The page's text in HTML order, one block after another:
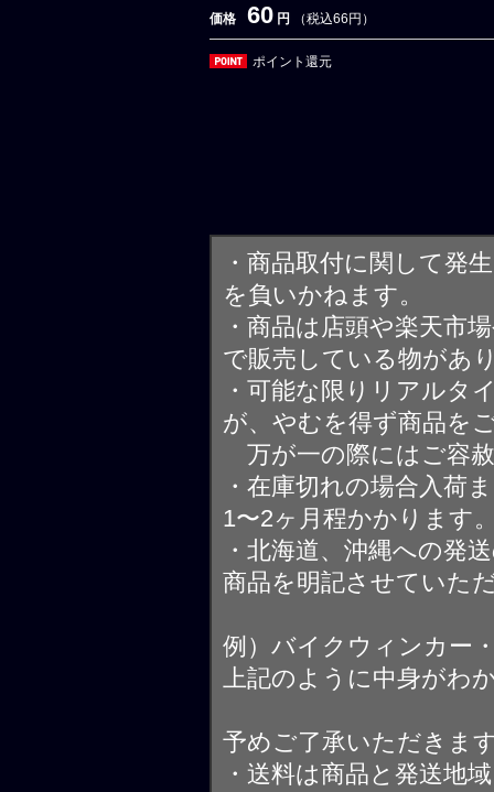
価格 60 円 （税込66円）
ポイント還元
・商品取付に関して発
を負いかねます。
・商品は店頭や楽天市
で販売している物があ
・可能な限りリアルタ
が、やむを得ず商品を
万が一の際にはご容
・在庫切れの場合入荷
1〜2ヶ月程かかります
・北海道、沖縄への発
商品を明記させていた
例）バイクウィンカー
上記のように中身がわ
予めご了承いただきま
・送料は商品と発送地